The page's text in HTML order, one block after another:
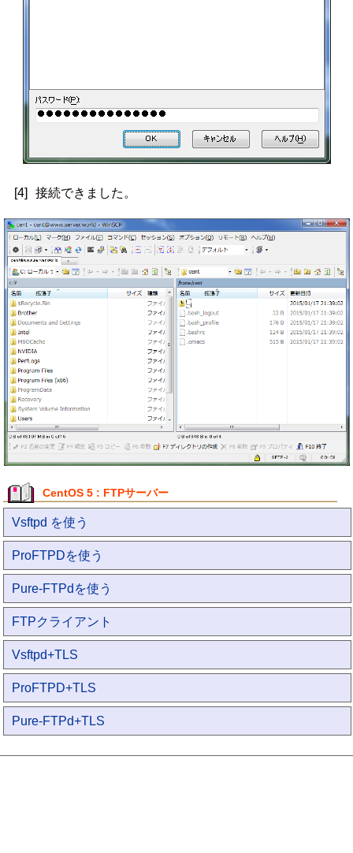
[4] 接続できました。
CentOS 5 : FTPサーバー
Vsftpd を使う
ProFTPDを使う
Pure-FTPdを使う
FTPクライアント
Vsftpd+TLS
ProFTPD+TLS
Pure-FTPd+TLS